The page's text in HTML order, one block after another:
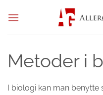
Metoder i
I biologi kan man